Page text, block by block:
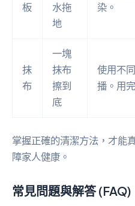
板
水拖
地
染。
抹
布
一塊
抹布
擦到
底
使用不
播。用
掌握正確的清潔方法，才能
障家人健康。
常見問題與解答 (FAQ)